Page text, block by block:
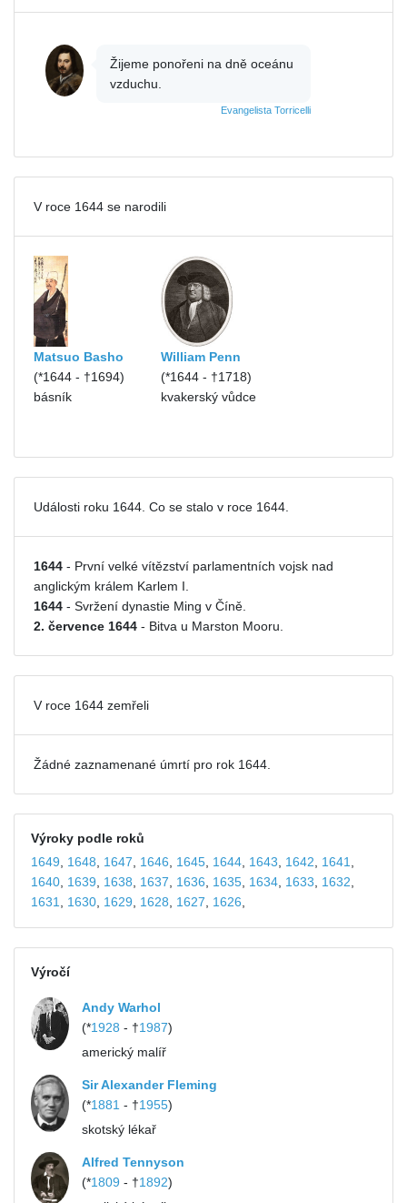
Žijeme ponořeni na dně oceánu
vzduchu.
Evangelista Torricelli
V roce 1644 se narodili
Matsuo Basho
(*1644 - †1694)
básník
William Penn
(*1644 - †1718)
kvakerský vůdce
Události roku 1644. Co se stalo v roce 1644.
1644 - První velké vítězství parlamentních vojsk nad
anglickým králem Karlem I.
1644 - Svržení dynastie Ming v Číně.
2. července 1644 - Bitva u Marston Mooru.
V roce 1644 zemřeli
Žádné zaznamenané úmrtí pro rok 1644.
Výroky podle roků
1649
1648 1647 1646 1645, 1644, 1643 1642 1641
1640, 1639 1638 1637 1636 1635, 1634, 1633 1632
1631
1630, 1629 1628 1627 1626
Výročí
Andy Warhol
(*1928 - †1987)
americký malíř
Sir Alexander Fleming
(*1881 - †1955)
skotský lékař
Alfred Tennyson
(*1809 - †1892)